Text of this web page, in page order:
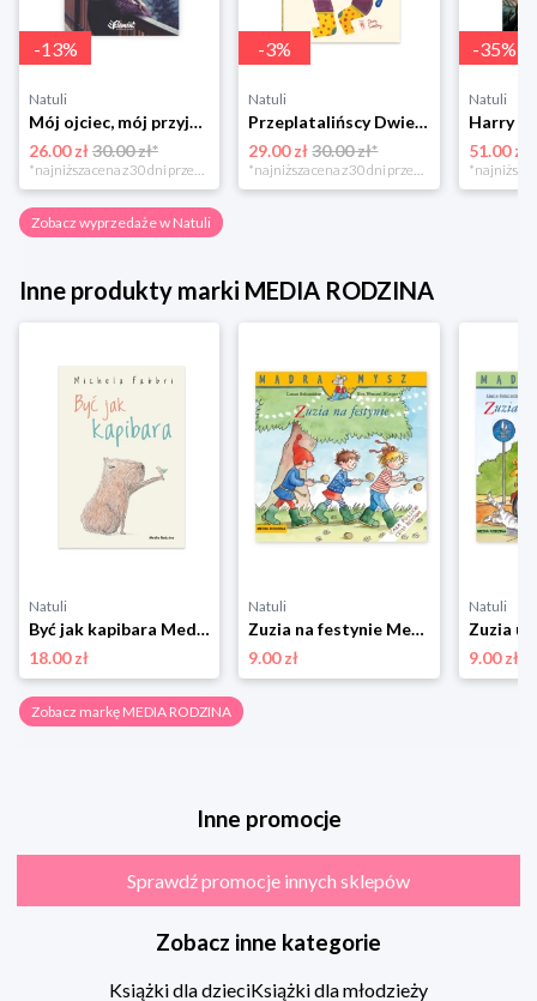
-13%
Natuli
Mój ojciec, mój przyjaciel Element
26.00 zł30.00 zł*
*najniższa cena z 30 dni przed obniżką
-3%
Natuli
Przeplatalińscy Dwie siostry
29.00 zł 30.00 zł*
*najniższa cena z 30 dni przed obniżką
-35%
Natuli
51.00 zł
Zobacz wyprzedaże w Natuli
Inne produkty marki MEDIA RODZINA
Natuli
Być jak kapibara Media rodzina
18.00 zł
Natuli
Zuzia na festynie Media rodzina
9.00 zł
Natuli
9.00 zł
Zobacz markę MEDIA RODZINA
Inne promocje
Sprawdź promocje innych sklepów
Zobacz inne kategorie
Książki dla dzieciKsiążki dla młodzieży